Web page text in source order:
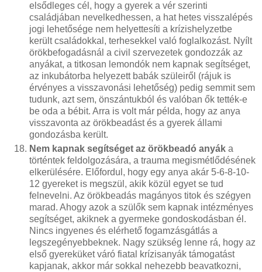
elsődleges cél, hogy a gyerek a vér szerinti
családjában nevelkedhessen, a hat hetes visszalépés
jogi lehetősége nem helyettesíti a krízishelyzetbe
került családokkal, terhesekkel való foglalkozást. Nyílt
örökbefogadásnál a civil szervezetek gondozzák az
anyákat, a titkosan lemondók nem kapnak segítséget,
az inkubátorba helyezett babák szüleiről (rájuk is
érvényes a visszavonási lehetőség) pedig semmit sem
tudunk, azt sem, önszántukból és valóban ők tették-e
be oda a bébit. Arra is volt már példa, hogy az anya
visszavonta az örökbeadást és a gyerek állami
gondozásba került.
Nem kapnak segítséget az örökbeadó anyák a
történtek feldolgozására, a trauma megismétlődésének
elkerülésére. Előfordul, hogy egy anya akár 5-6-8-10-
12 gyereket is megszül, akik közül egyet se tud
felnevelni. Az örökbeadás magányos titok és szégyen
marad. Ahogy azok a szülők sem kapnak intézményes
segítséget, akiknek a gyermeke gondoskodásban él.
Nincs ingyenes és elérhető fogamzásgátlás a
legszegényebbeknek. Nagy szükség lenne rá, hogy az
első gyereküket váró fiatal krízisanyák támogatást
kapjanak, akkor már sokkal nehezebb beavatkozni,